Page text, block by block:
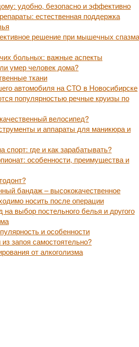
удобно, безопасно и эффективно
естественная поддержка
решение при мышечных
больных: важные аспекты
умер человек дома?
ткани
автомобиля на СТО в Новосибирске
популярностью речные круизы по
велосипед?
и аппараты для маникюра и
спорт: где и как зарабатывать?
особенности, преимущества и
бандаж – высококачественное
носить после операции
на выбор постельного белья и другого
и особенности
запоя самостоятельно?
от алкоголизма